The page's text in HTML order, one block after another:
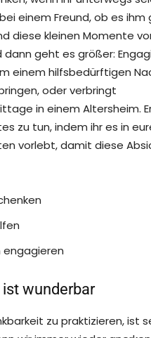
einem Freund, ob es ihm
diese kleinen Momente
dann geht es größer:
einem hilfsbedürftigen
oder verbringt
in einem Altersheim.
zu tun, indem ihr es in
vorlebt, damit diese
engagieren
wunderbar
zu praktizieren, ist